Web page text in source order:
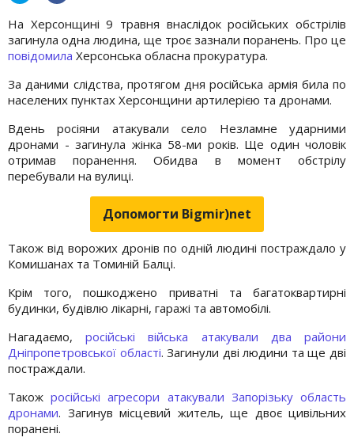
На Херсонщині 9 травня внаслідок російських обстрілів
загинула одна людина, ще троє зазнали поранень. Про це
повідомила Херсонська обласна прокуратура.
За даними слідства, протягом дня російська армія била по
населених пунктах Херсонщини артилерією та дронами.
Вдень росіяни атакували село Незламне ударними
дронами - загинула жінка 58-ми років. Ще один чоловік
отримав поранення. Обидва в момент обстрілу
перебували на вулиці.
Допомогти Bigmir)net
Також від ворожих дронів по одній людині постраждало у
Комишанах та Томиній Балці.
Крім того, пошкоджено приватні та багатоквартирні
будинки, будівлю лікарні, гаражі та автомобілі.
Нагадаємо,російські війська атакували два райони
Дніпропетровської області. Загинули дві людини та ще дві
постраждали.
Такожросійські агресори атакували Запорізьку область
дронами. Загинув місцевий житель, ще двоє цивільних
поранені.